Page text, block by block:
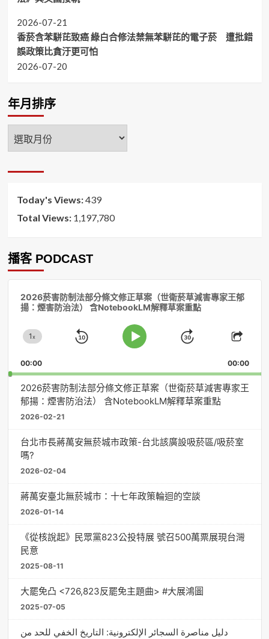
2026-07-21
香菸含苯駢芘致癌 綠白合修法禁無苯駢芘的電子菸 遭批錯
誤政策比貪汙更可怕
2026-07-20
年月排序
年
月
Today's Views:439
Total Views: 1,197,780
播客 PODCAST
2026菸害防制法部分條文修正草案（世衛菸草減害專家王郁
揚：煙害防治法） 含NotebookLM解釋草案重點
Change
Rate
1x
Skip
Play
Jump
Forward
Share
00:00 00:00
2026菸害防制法部分條文修正草案（世衛菸草減害專家王
郁揚：煙害防治法） 含NotebookLM解釋草案重點
2026-02-21
台北市長蔣萬安無菸城市政策-台北該廣設吸菸區/吸菸室
嗎?
2026-02-04
蔣萬安臺北無菸城市：十七年政策輪迴的空談
2026-01-14
《從核說起》民眾黨823公投特展 號召500萬票展現台灣
民意
2025-08-11
大罷免凸 <726,823反罷免主題曲> #大展鴻圖
2025-07-05
دليل مناصرة السجائر الإلكترونية: التاريخ الخفي للحد من